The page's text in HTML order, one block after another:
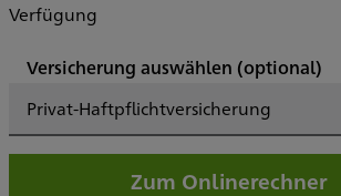
Verfügung
Versicherung auswählen (optional)
Privat-Haftpflichtversicherung
Zum Onlinerechner